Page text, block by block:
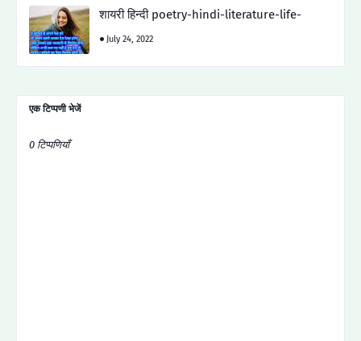
शायरी हिन्दी poetry-hindi-literature-life-
July 24, 2022
एक टिप्पणी भेजें
0 टिप्पणियाँ